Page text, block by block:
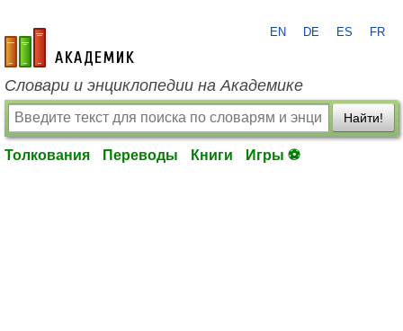
academic.ru
EN DE ES FR
Словари и энциклопедии на Академике
Найти!
Толкования Переводы Книги Игры ⚽